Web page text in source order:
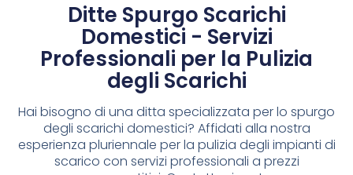
Ditte Spurgo Scarichi
Domestici - Servizi
Professionali per la Pulizia
degli Scarichi
Hai bisogno di una ditta specializzata per lo spurgo
degli scarichi domestici? Affidati alla nostra
esperienza pluriennale per la pulizia degli impianti di
scarico con servizi professionali a prezzi